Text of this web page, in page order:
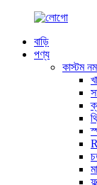
বাড়ি
পণ্য
কাস্টম